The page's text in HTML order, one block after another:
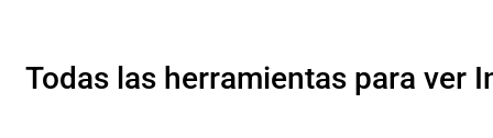
Todas las herramientas para ver